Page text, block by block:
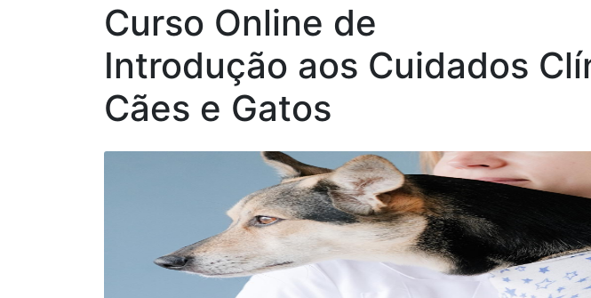
Curso Online de
Introdução aos Cuidados
Cães e Gatos